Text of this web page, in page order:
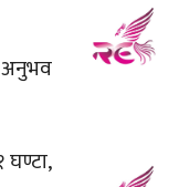
अनुभव